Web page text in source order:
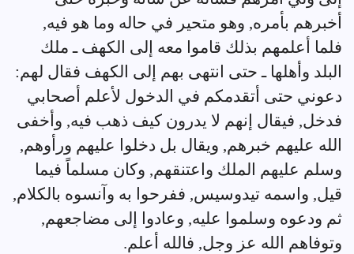
أخبرهم بأمره, وهو متحير في حاله وما هو فيه,
فلما أعلمهم بذلك قاموا معه إلى الكهف ـ ملك
البلد وأهلها ـ حتى انتهى بهم إلى الكهف فقال لهم:
دعوني حتى أتقدمكم في الدخول لأعلم أصحابي
فدخل, فيقال إنهم لا يدرون كيف ذهب فيه, وأخفى
الله عليهم خبرهم, ويقال بل دخلوا عليهم ورأوهم,
وسلم عليهم الملك واعتنقهم, وكان مسلماً فيما
قيل, واسمه تيدوسيس, ففرحوا به وآنسوه بالكلام,
ثم ودعوه وسلموا عليه, وعادوا إلى مضاجعهم,
وتوفاهم الله عز وجل, فالله أعلم.